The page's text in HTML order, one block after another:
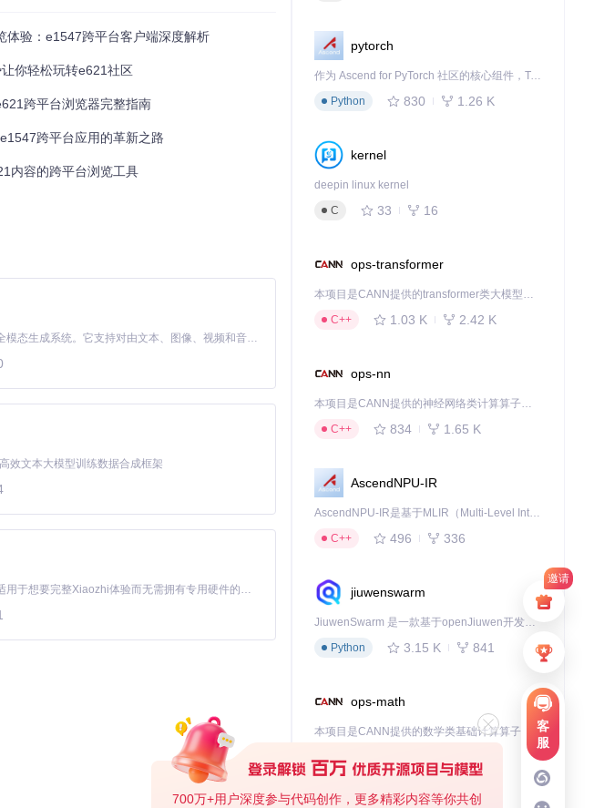
邀请
客
服
700万+用户深度参与代码创作，更多精彩内容等你共创
一。
可以快速发现高质量作品。三指下滑手势可以
作者，及时了解行业动态和反馈。
便用户整理和回顾收藏内容。
体验：e1547跨平台客户端深度解析
你轻松玩转e621社区
跨平台浏览器完整指南
跨平台应用的革新之路
内容的跨平台浏览工具
MiniMax H3 是一个通用的全模态生成系统。它支持对由文本、图像、视频和音频组成的多模态上下文进行统一理解，并能生成分辨率高达 2K、时长可达 15 秒的带原生立体声音频的视频。得益于面向任务泛化的系统设计，H3 在预训练阶段就已具备广泛的多模态上下文理解与生成能力，能够出色地执行复杂的多模态指令。
效文本大模型训练数据合成框架
基于Python的Xiaozhi AI，适用于想要完整Xiaozhi体验而无需拥有专用硬件的用户。
pytorch
作为 Ascend for PyTorch 社区的核心组件，TorchNPU 是昇腾专为 PyTorch 打造的深度学习适配插件，使 PyTorch 框架能够直接调用昇腾 NPU，为开发者提供昇腾 AI 处理器的超强算力。
Python
830 1.26 K
kernel
deepin linux kernel
C
33 16
ops-transformer
本项目是CANN提供的transformer类大模型算子库，实现网络在NPU上加速计算。
C++
1.03 K 2.42 K
ops-nn
本项目是CANN提供的神经网络类计算算子库，实现网络在NPU上加速计算。
C++
834 1.65 K
AscendNPU-IR
AscendNPU-IR是基于MLIR（Multi-Level Intermediate Representation）构建的，面向昇腾亲和算子编译时使用的中间表示，提供昇腾完备表达能力，通过编译优化提升昇腾AI处理器计算效率，支持通过生态框架使能昇腾AI处理器与深度调优
C++
496 336
jiuwenswarm
JiuwenSwarm 是一款基于openJiuwen开发的智能AI Agent，它能够将大语言模型的强大能力，通过你日常使用的各类通讯应用，直接延伸至你的指尖。
Python
3.15 K 841
ops-math
C++